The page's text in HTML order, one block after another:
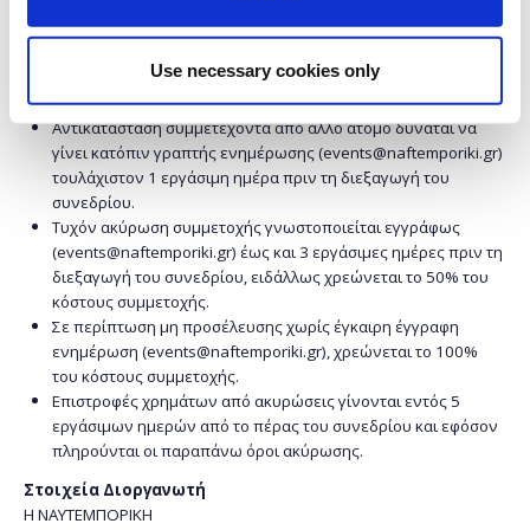
Use necessary cookies only
(events@naftemporiki.gr) ή τηλεφωνική επικοινωνία και
κατόπιν γραπτής επιβεβαίωσης από τον διοργανωτή.
Αντικατάσταση συμμετέχοντα από άλλο άτομο δύναται να
γίνει κατόπιν γραπτής ενημέρωσης (events@naftemporiki.gr)
τουλάχιστον 1 εργάσιμη ημέρα πριν τη διεξαγωγή του
συνεδρίου.
Τυχόν ακύρωση συμμετοχής γνωστοποιείται εγγράφως
(events@naftemporiki.gr) έως και 3 εργάσιμες ημέρες πριν τη
διεξαγωγή του συνεδρίου, ειδάλλως χρεώνεται το 50% του
κόστους συμμετοχής.
Σε περίπτωση μη προσέλευσης χωρίς έγκαιρη έγγραφη
ενημέρωση (events@naftemporiki.gr), χρεώνεται το 100%
του κόστους συμμετοχής.
Επιστροφές χρημάτων από ακυρώσεις γίνονται εντός 5
εργάσιμων ημερών από το πέρας του συνεδρίου και εφόσον
πληρούνται οι παραπάνω όροι ακύρωσης.
Στοιχεία Διοργανωτή
H ΝΑΥΤΕΜΠΟΡΙΚΗ